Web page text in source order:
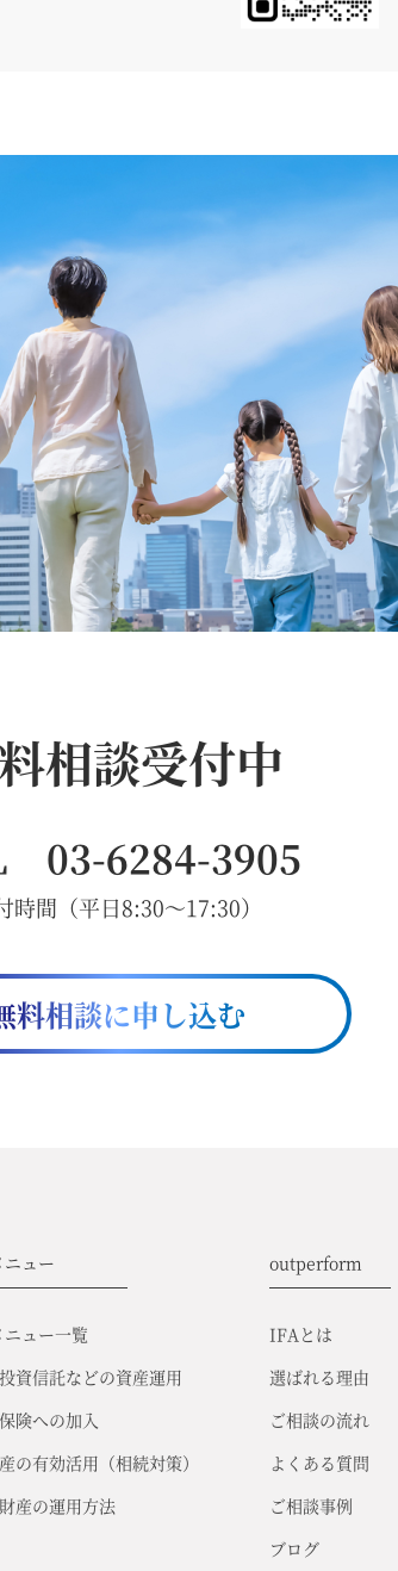
相談受付中
03-6284-3905
時間（平日8:30～17:30）
料相談に申し込む
ュー
ュー一覧
資信託などの資産運用
険への加入
の有効活用（相続対策）
産の運用方法
outperform
IFAとは
選ばれる理由
ご相談の流れ
よくある質問
ご相談事例
ブログ